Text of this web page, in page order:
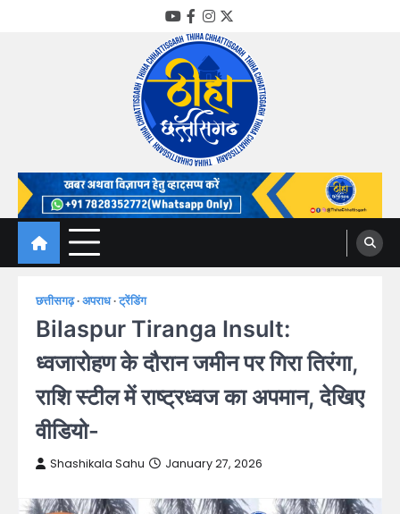
YouTube
Facebook
Instagram
Twitter
Thiha Chhattisgarh
गोठ जन-जन के
छत्तीसगढ़ अपराध ट्रेंडिंग
Bilaspur Tiranga Insult:
ध्वजारोहण के दौरान जमीन पर गिरा तिरंगा,
राशि स्टील में राष्ट्रध्वज का अपमान, देखिए
वीडियो-
Shashikala Sahu January 27, 2026